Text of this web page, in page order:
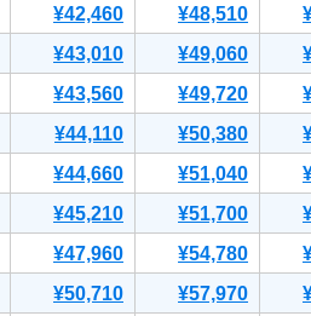
¥42,460 ¥48,510
¥43,010 ¥49,060
¥43,560 ¥49,720
¥44,110 ¥50,380
¥44,660 ¥51,040
¥45,210 ¥51,700
¥47,960 ¥54,780
¥50,710 ¥57,970